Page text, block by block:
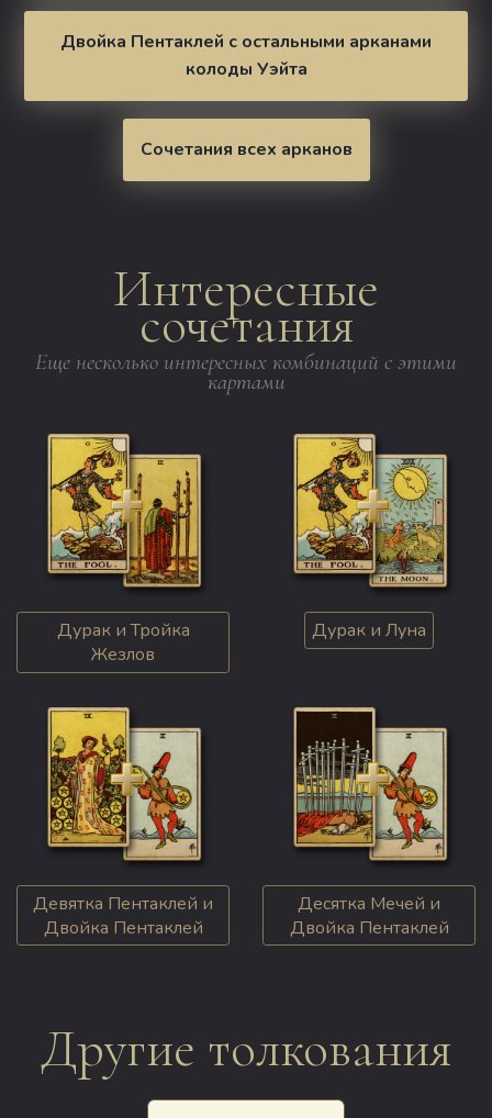
Двойка Пентаклей с остальными арканами
колоды Уэйта
Сочетания всех арканов
Интересные
сочетания
Еще несколько интересных комбинаций с этими
картами
Дурак и Тройка
Жезлов
Дурак и Луна
Девятка Пентаклей и
Двойка Пентаклей
Десятка Мечей и
Двойка Пентаклей
Другие толкования